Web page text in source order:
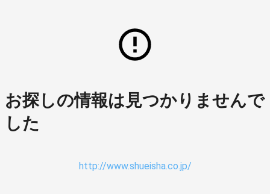
お探しの情報は見つかりませんで
した
http://www.shueisha.co.jp/